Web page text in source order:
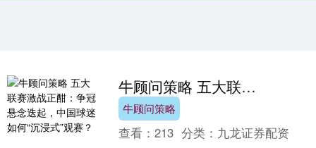
牛顾问策略 五大联赛激战正酣：争冠悬念迭起，中国球迷如何“沉浸式”观赛？
牛顾问策略
查看：213 分类： 九龙证券配资